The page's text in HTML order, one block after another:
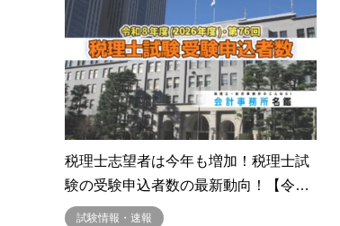
税理士志望者は今年も増加！税理士試
験の受験申込者数の最新動向！【令…
試験情報・速報